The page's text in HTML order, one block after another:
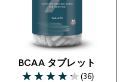
BCAA タブレット
(36)